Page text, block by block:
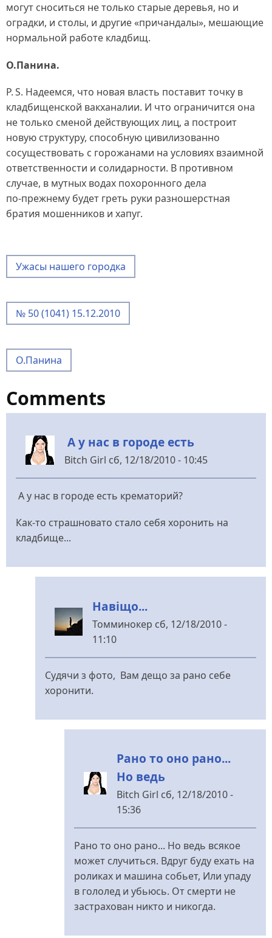
могут сноситься не только старые деревья, но и
оградки, и столы, и другие «причандалы», мешающие
нормальной работе кладбищ.
О.Панина.
P. S. Надеемся, что новая власть поставит точку в
кладбищенской вакханалии. И что ограничится она
не только сменой действующих лиц, а построит
новую структуру, способную цивилизованно
сосуществовать с горожанами на условиях взаимной
ответственности и солидарности. В противном
случае, в мутных водах похоронного дела
по‑прежнему будет греть руки разношерстная
братия мошенников и хапуг.
Ужасы нашего городка
№ 50 (1041) 15.12.2010
О.Панина
Comments
А у нас в городе есть
Bitch Girl сб, 12/18/2010 - 10:45
А у нас в городе есть крематорий?
Как-то страшновато стало себя хоронить на
кладбище...
Навіщо...
Томминокер сб, 12/18/2010 -
11:10
У
відповідь
до
нас
городе
есть
від
Судячи з фото, Вам дещо за рано себе
хоронити.
Рано то оно рано...
Но ведь
Bitch Girl сб, 12/18/2010 -
15:36
У
Навіщо...
Томминокер
Рано то оно рано... Но ведь всякое
может случиться. Вдруг буду ехать на
роликах и машина собьет, Или упаду
в гололед и убьюсь. От смерти не
застрахован никто и никогда.